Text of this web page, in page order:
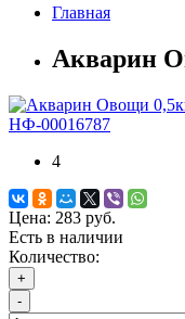
Главная
Акварин
НФ-00016787
4
Цена: 283 руб.
Есть в наличии
Количество:
+
-